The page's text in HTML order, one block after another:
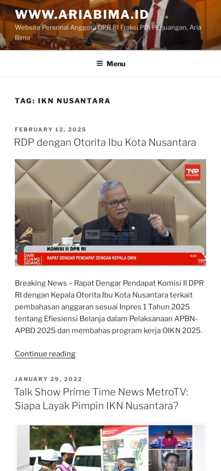
Skip
to
content
WWW.ARIABIMA.ID
Website Personal Anggota DPR RI Fraksi PDI Perjuangan, Aria
Bima
Menu
TAG: IKN NUSANTARA
POSTED
ON
FEBRUARY 12, 2025
RDP dengan Otorita Ibu Kota Nusantara
Breaking News – Rapat Dengar Pendapat Komisi II DPR
RI dengan Kepala Otorita Ibu Kota Nusantara terkait
pembahasan anggaran sesuai Inpres 1 Tahun 2025
tentang Efiesiensi Belanja dalam Pelaksanaan APBN-
APBD 2025 dan membahas program kerja OIKN 2025.
Continue reading“RDP
Otorita
Ibu
Kota
Nusantara”
POSTED
ON
JANUARY 29, 2022
Talk Show Prime Time News MetroTV:
Siapa Layak Pimpin IKN Nusantara?